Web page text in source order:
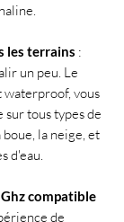
les terrains :
un peu. Le
waterproof, vous
tous types de
la neige, et
d'eau.
compatible
de